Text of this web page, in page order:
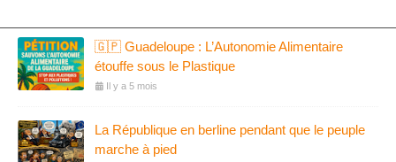
🇬🇵 Guadeloupe : L’Autonomie Alimentaire
étouffe sous le Plastique
Il y a 5 mois
La République en berline pendant que le peuple
marche à pied